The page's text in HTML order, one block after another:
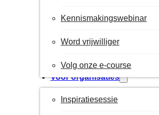
Kennismakingswebinar
Word vrijwilliger
Volg onze e-course
Voor organisaties
Inspiratiesessie